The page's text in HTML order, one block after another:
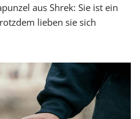
aus Shrek: Sie ist ein
lieben sie sich